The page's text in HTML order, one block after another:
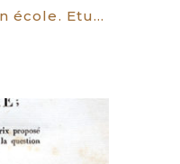
Laromiguière et son école. Etude biographique.